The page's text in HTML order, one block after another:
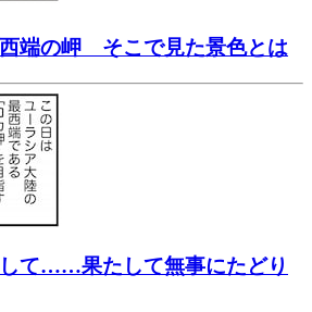
端の岬 そこで見た景色とは
して……果たして無事にたどり